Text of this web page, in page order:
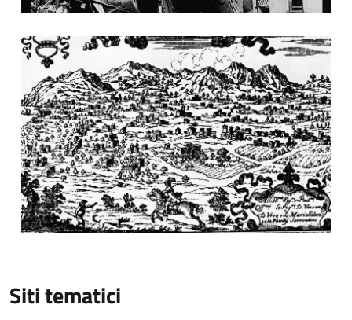
Fotografia storica
Siti tematici